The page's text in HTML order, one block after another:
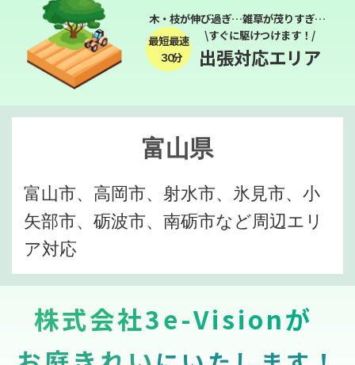
木・枝が伸び過ぎ…雑草が茂りすぎ…
最短最速
３０分
\すぐに駆けつけます！/
出張対応エリア
富山県
富山市、高岡市、射水市、氷見市、小
矢部市、砺波市、南砺市など周辺エリ
ア対応
株式会社3e-Visionが